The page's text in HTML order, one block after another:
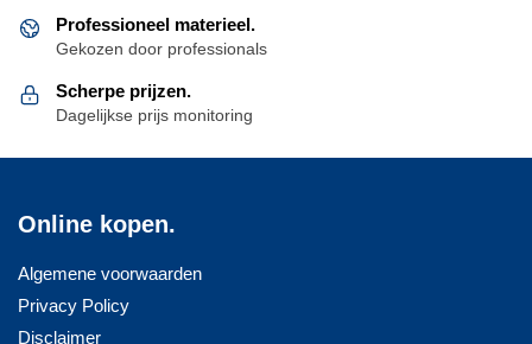
Professioneel materieel.
Gekozen door professionals
Scherpe prijzen.
Dagelijkse prijs monitoring
Online kopen.
Algemene voorwaarden
Privacy Policy
Disclaimer